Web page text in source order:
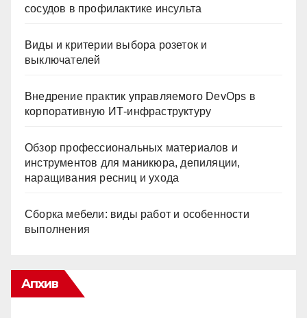
сосудов в профилактике инсульта
Виды и критерии выбора розеток и
выключателей
Внедрение практик управляемого DevOps в
корпоративную ИТ-инфраструктуру
Обзор профессиональных материалов и
инструментов для маникюра, депиляции,
наращивания ресниц и ухода
Сборка мебели: виды работ и особенности
выполнения
Апхив